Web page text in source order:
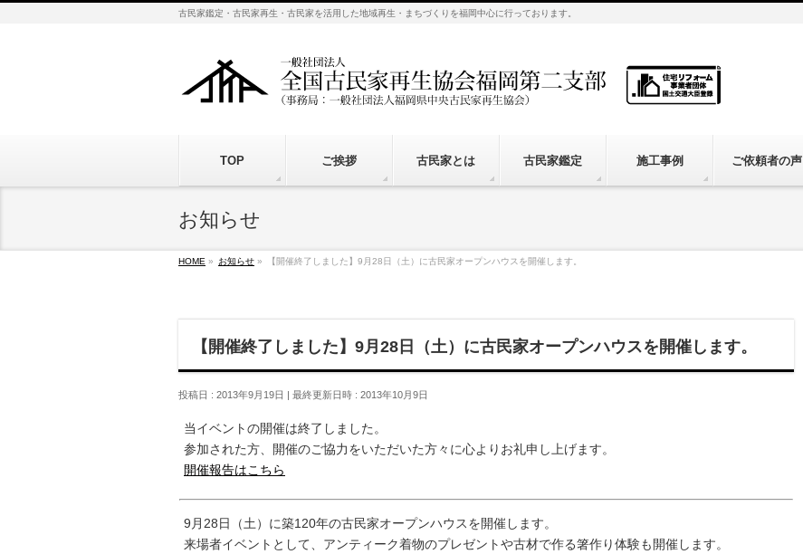
古民家鑑定・古民家再生・古民家を活用した地域再生・まちづくりを福岡中心に行っております。
TOP ご挨拶 古民家とは 古民家鑑定 施工事例 ご依頼者の声
お知らせ
HOME » お知らせ » 【開催終了しました】9月28日（土）に古民家オープンハウスを開催します。
【開催終了しました】9月28日（土）に古民家オープンハウスを開催します。
投稿日 : 2013年9月19日 最終更新日時 : 2013年10月9日
当イベントの開催は終了しました。
参加された方、開催のご協力をいただいた方々に心よりお礼申し上げます。
開催報告はこちら
9月28日（土）に築120年の古民家オープンハウスを開催します。
来場者イベントとして、アンティーク着物のプレゼントや古材で作る箸作り体験も開催します。